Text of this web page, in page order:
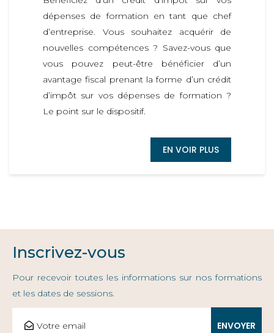
dépenses de formation en tant que chef
d’entreprise. Vous souhaitez acquérir de
nouvelles compétences ? Savez-vous que
vous pouvez peut-être bénéficier d’un
avantage fiscal prenant la forme d’un crédit
d’impôt sur vos dépenses de formation ?
Le point sur le dispositif.
EN VOIR PLUS
Inscrivez-vous
Pour recevoir toutes les informations sur nos formations
et les dates de sessions.